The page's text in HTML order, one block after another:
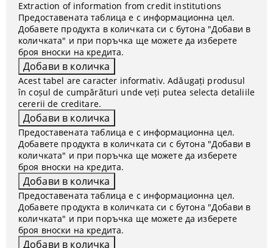
Extraction of information from credit institutions
Предоставената таблица е с информационна цел.
Добавете продукта в количката си с бутона "Добави в
количката" и при поръчка ще можете да изберете
броя вноски на кредита.
Acest tabel are caracter informativ. Adăugați produsul
în coșul de cumpărături unde veți putea selecta detaliile
cererii de creditare.
Предоставената таблица е с информационна цел.
Добавете продукта в количката си с бутона "Добави в
количката" и при поръчка ще можете да изберете
броя вноски на кредита.
Предоставената таблица е с информационна цел.
Добавете продукта в количката си с бутона "Добави в
количката" и при поръчка ще можете да изберете
броя вноски на кредита.